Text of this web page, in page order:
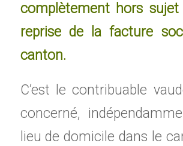
complètement hors
reprise de la facture
canton.
C’est le contribuable
concerné,
lieu de domicile dans le